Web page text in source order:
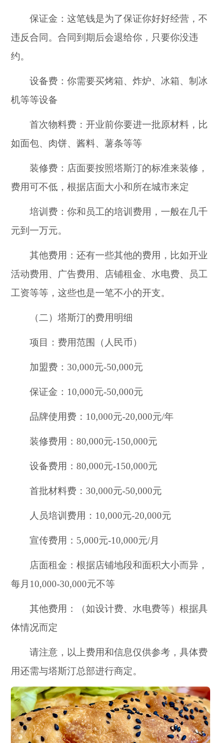
保证金：这笔钱是为了保证你好好经营，不
违反合同。合同到期后会退给你，只要你没违
约。
设备费：你需要买烤箱、炸炉、冰箱、制冰
机等等设备
首次物料费：开业前你要进一批原材料，比
如面包、肉饼、酱料、薯条等等
装修费：店面要按照塔斯汀的标准来装修，
费用可不低，根据店面大小和所在城市来定
培训费：你和员工的培训费用，一般在几千
元到一万元。
其他费用：还有一些其他的费用，比如开业
活动费用、广告费用、店铺租金、水电费、员工
工资等等，这些也是一笔不小的开支。
（二）塔斯汀的费用明细
项目：费用范围（人民币）
加盟费：30,000元-50,000元
保证金：10,000元-50,000元
品牌使用费：10,000元-20,000元/年
装修费用：80,000元-150,000元
设备费用：80,000元-150,000元
首批材料费：30,000元-50,000元
人员培训费用：10,000元-20,000元
宣传费用：5,000元-10,000元/月
店面租金：根据店铺地段和面积大小而异，
每月10,000-30,000元不等
其他费用：（如设计费、水电费等）根据具
体情况而定
请注意，以上费用和信息仅供参考，具体费
用还需与塔斯汀总部进行商定。